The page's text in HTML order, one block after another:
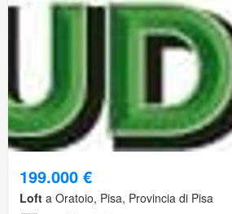
199.000 €
Loft a Oratoio, Pisa, Provincia di Pisa